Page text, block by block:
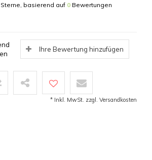
Sterne, basierend auf 0 Bewertungen
Ihre Bewertung hinzufügen
* Inkl. MwSt. zzgl. Versandkosten